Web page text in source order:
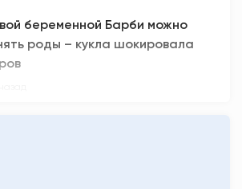
беременной Барби можно
роды – кукла шокировала